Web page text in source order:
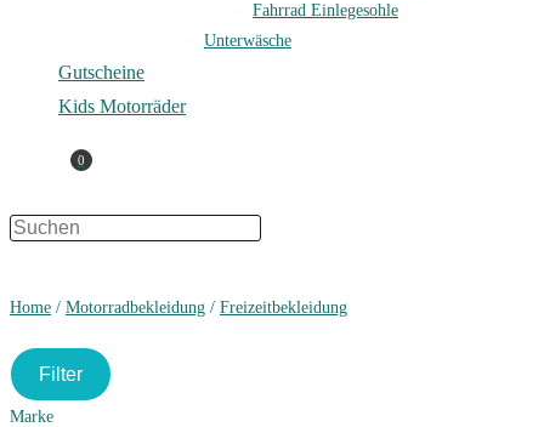
Fahrrad Einlegesohle
Unterwäsche
Gutscheine
Kids Motorräder
0
close
Home / Motorradbekleidung / Freizeitbekleidung
Filter
Marke